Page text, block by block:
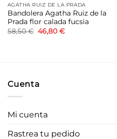
AGATHA RUIZ DE LA PRADA
Bandolera Agatha Ruiz de la
Prada flor calada fucsia
58,50€ El
precio
46,80 €El
Cuenta
Mi cuenta
Rastrea tu pedido